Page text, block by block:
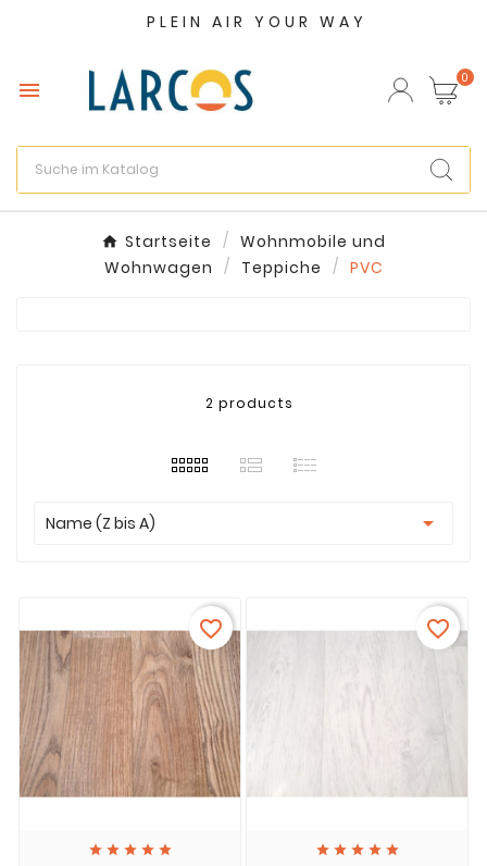
PLEIN AIR YOUR WAY
 0
Startseite
Wohnmobile und
Wohnwagen
Teppiche PVC
2 products
Name (Z bis A) 
    
favorite_border
    
favorite_border
Name der Wunschliste
Abbrechen Wunschliste erstellen